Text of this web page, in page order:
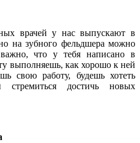
врачей у нас выпускают в
на зубного фельдшера можно
что у тебя написано в
выполняешь, как хорошо к ней
свою работу, будешь хотеть
достичь новых